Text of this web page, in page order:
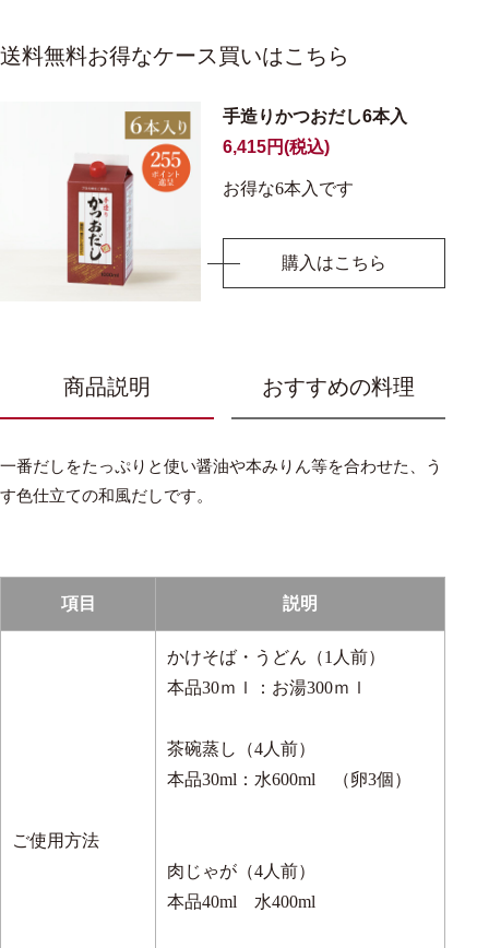
送料無料お得なケース買いはこちら
手造りかつおだし6本入
6,415円(税込)
お得な6本入です
購入はこちら
商品説明 おすすめの料理
一番だしをたっぷりと使い醤油や本みりん等を合わせた、う
す色仕立ての和風だしです。
項目 説明
ご使用方法
かけそば・うどん（1人前）
本品30ｍｌ：お湯300ｍｌ
茶碗蒸し（4人前）
本品30ml：水600ml （卵3個）
肉じゃが（4人前）
本品40ml 水400ml